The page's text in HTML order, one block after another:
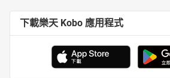
年、2021年出版《布農族傳說故事（1930
2022年出版環球聖經公會《新約聖經巒群
華語朗讀：王秀鳳（Ival cicuk Taisiccuqan
南投縣布農族卓社群人。南投縣法治國小
下載樂天 Kobo 應用程式